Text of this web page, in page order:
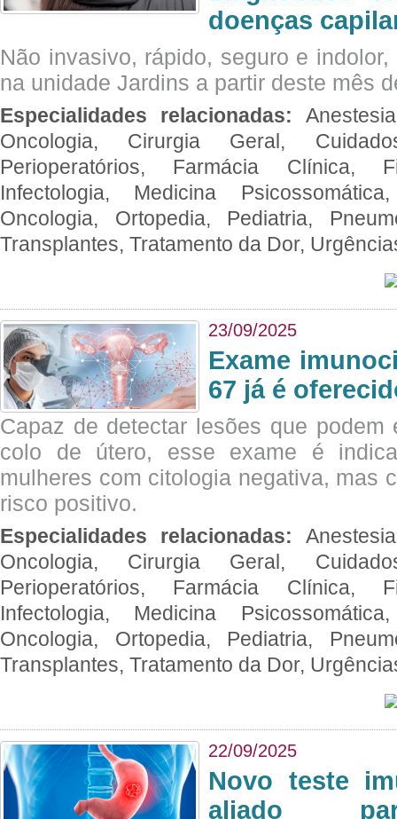
doenças
Não invasivo, rápido, seguro e
na unidade Jardins a partir deste mês
Especialidades relacionadas:
Oncologia, Cirurgia Geral,
Perioperatórios, Farmácia Clínica,
Infectologia, Medicina
Oncologia, Ortopedia, Pediatria,
Transplantes, Tratamento da Dor,
23/09/2025
Exame
67 já é
Capaz de detectar lesões que
colo de útero, esse exame é
mulheres com citologia negativa, mas
risco positivo.
Especialidades relacionadas:
Oncologia, Cirurgia Geral,
Perioperatórios, Farmácia Clínica,
Infectologia, Medicina
Oncologia, Ortopedia, Pediatria,
Transplantes, Tratamento da Dor,
22/09/2025
Novo teste
aliado